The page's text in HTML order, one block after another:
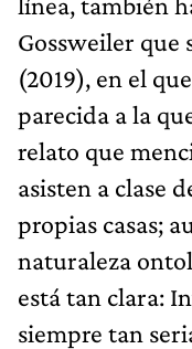
Gossweiler que
(2019), en el
parecida a la
relato que
asisten a clase
propias casas;
naturaleza
está tan clara:
siempre tan